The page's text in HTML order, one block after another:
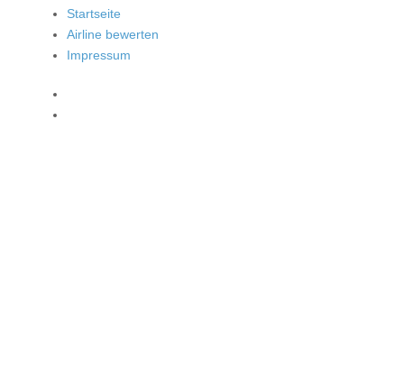
Startseite
Airline bewerten
Impressum